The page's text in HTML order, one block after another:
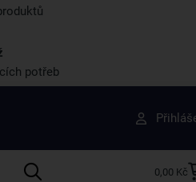
potřeb
0,00 Kč
na slevy dřív než